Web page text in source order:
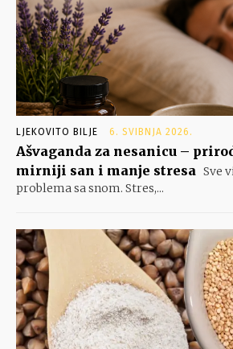
LJEKOVITO BILJE 6. SVIBNJA 2026.
Ašvaganda za nesanicu –
mirniji san i manje stresa Sve
problema sa snom. Stres,...